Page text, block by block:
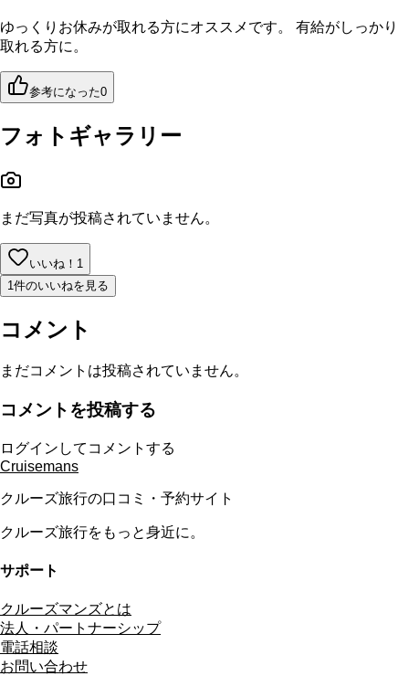
ゆっくりお休みが取れる方にオススメです。 有給がしっかり
取れる方に。
参考になった0
フォトギャラリー
まだ写真が投稿されていません。
いいね！ 1
1件のいいねを見る
コメント
まだコメントは投稿されていません。
コメントを投稿する
ログインしてコメントする
Cruisemans
クルーズ旅行の口コミ・予約サイト
クルーズ旅行をもっと身近に。
サポート
クルーズマンズとは
法人・パートナーシップ
電話相談
お問い合わせ